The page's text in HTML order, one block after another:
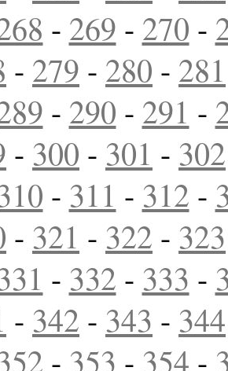
- 269 - 270 -
- 279 - 280 - 281
- 290 - 291 -
- 300 - 301 - 302
- 311 - 312 -
- 321 - 322 - 323
- 332 - 333 -
- 342 - 343 - 344
- 353 - 354 -